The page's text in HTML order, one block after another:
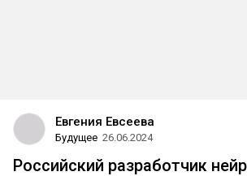
Евгения Евсеева
Будущее 26.06.2024
Российский разработчик